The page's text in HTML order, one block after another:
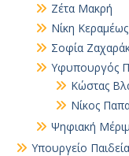
Ζέτα Μακρή
Νίκη Κεραμέως
Σοφία
Υφυπουργός
Κώστας
Νίκος
Ψηφιακή
Υπουργείο